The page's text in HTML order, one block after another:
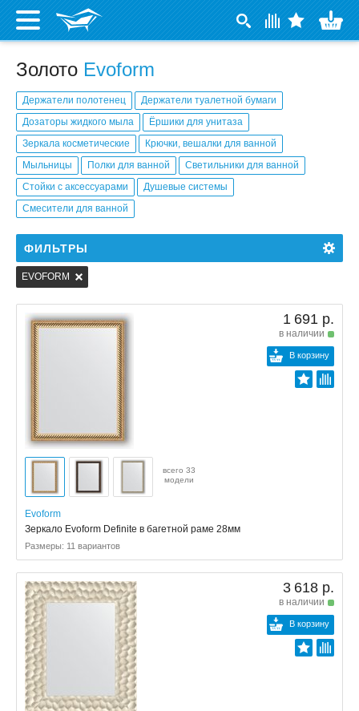
Золото Evoform
Держатели полотенец
Держатели туалетной бумаги
Дозаторы жидкого мыла
Ёршики для унитаза
Зеркала косметические
Крючки, вешалки для ванной
Мыльницы
Полки для ванной
Светильники для ванной
Стойки с аксессуарами
Душевые системы
Смесители для ванной
ФИЛЬТРЫ
EVOFORM
1 691 р.
в наличии
В корзину
всего 33
модели
Evoform
Зеркало Evoform Definite в багетной раме 28мм
Размеры: 11 вариантов
3 618 р.
в наличии
В корзину